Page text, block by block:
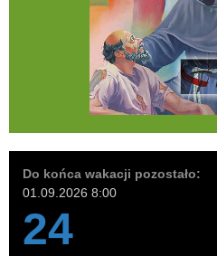
Do końca wakacji pozostało:
01.09.2026 8:00
24